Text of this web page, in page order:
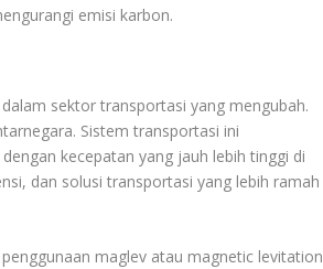
emisi karbon.
sektor transportasi yang mengubah.
Sistem transportasi ini
kecepatan yang jauh lebih tinggi di
dan solusi transportasi yang lebih ramah
maglev atau magnetic